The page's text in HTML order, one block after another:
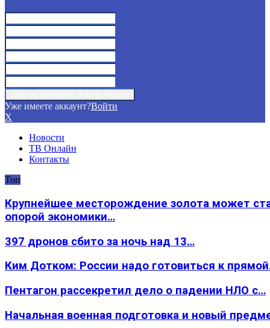
Уже имеете аккаунт?Войти
X
Новости
ТВ Онлайн
Контакты
Топ
Крупнейшее месторождение золота может
опорой экономики…
397 дронов сбито за ночь над 13…
Ким Дотком: России надо готовиться к
Пентагон рассекретил дело о падении НЛО с…
Начальная военная подготовка и новый